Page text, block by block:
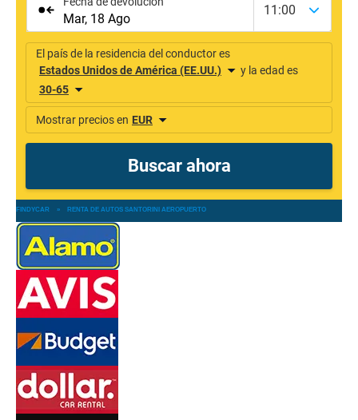
FINDYCAR » RENTA DE AUTOS SANTORINI AEROPUERTO